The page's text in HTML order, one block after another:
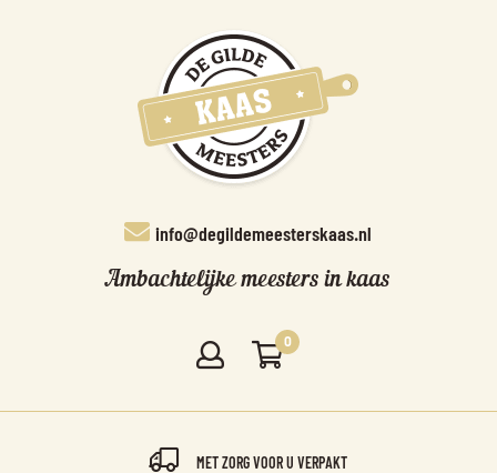
info@degildemeesterskaas.nl
Ambachtelijke meesters in kaas
0
MET ZORG VOOR U VERPAKT